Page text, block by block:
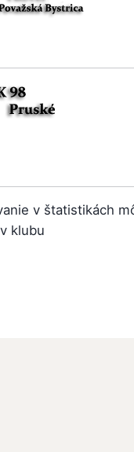
v štatistikách
klubu